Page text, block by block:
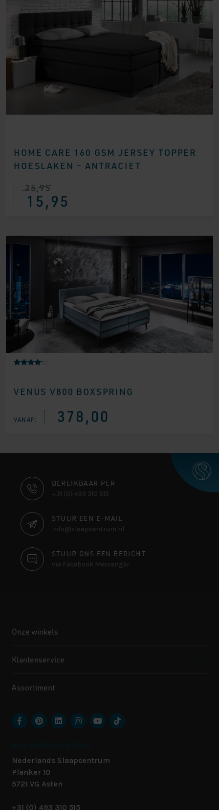
HOME CARE 160 GSM JERSEY TOPPER
HOESLAKEN – ANTRACIET
25,95
15,95
op 5
gebaseer
rdeling
VENUS V800 BOXSPRING
VANAF: 378,00
CONTACT
INFORMATIE
BEREIKBAAR PER
+31 (0) 493 310 515
STUUR EEN E-MAIL
info@slaapcentrum.nl
STUUR ONS EEN BERICHT
via Facebook Messenger
Onze winkels
Klantenservice
Assortiment
Nederlands Slaapcentrum
Planker 10
5721 VG Asten
+31 (0) 493 310 515